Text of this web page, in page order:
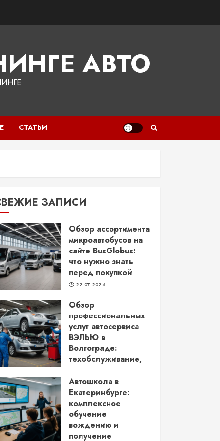
АВТО
СТАТЬИ
ЗАПИСИ
Обзор ассортимента
микроавтобусов на
сайте BusGlobus:
что нужно знать
перед покупкой
22.07.2026
Обзор
профессиональных
услуг автосервиса
ВЭЛЬЮ в
Волгограде:
техобслуживание,
более
22.06.2026
Автошкола в
Екатеринбурге:
комплексное
обучение
вождению и
получение